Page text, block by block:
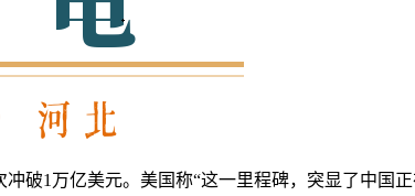
1万亿美元。美国称“这一里程碑，突显了中国